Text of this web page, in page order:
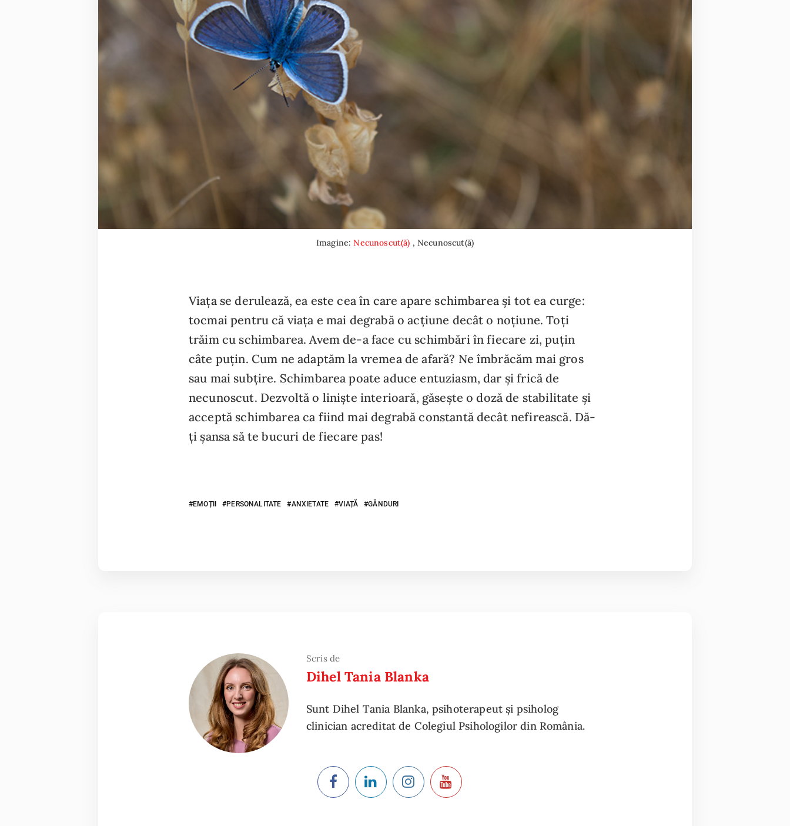
Imagine:Necunoscut(ă) , Necunoscut(ă)
Viața se derulează, ea este cea în care apare schimbarea și tot ea curge:
tocmai pentru că viața e mai degrabă o acțiune decât o noțiune. Toți
trăim cu schimbarea. Avem de-a face cu schimbări în fiecare zi, puțin
câte puțin. Cum ne adaptăm la vremea de afară? Ne îmbrăcăm mai gros
sau mai subțire. Schimbarea poate aduce entuziasm, dar și frică de
necunoscut. Dezvoltă o liniște interioară, găsește o doză de stabilitate și
acceptă schimbarea ca fiind mai degrabă constantă decât nefirească. Dă-
ți șansa să te bucuri de fiecare pas!
EMOȚII PERSONALITATE ANXIETATE VIAȚĂ GÂNDURI
Scris de
Dihel Tania Blanka
Sunt Dihel Tania Blanka, psihoterapeut și psiholog
clinician acreditat de Colegiul Psihologilor din România.